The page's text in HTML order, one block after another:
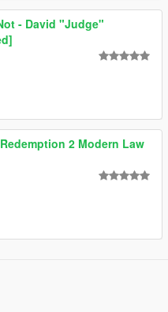
- David "Judge"
2 Modern Law